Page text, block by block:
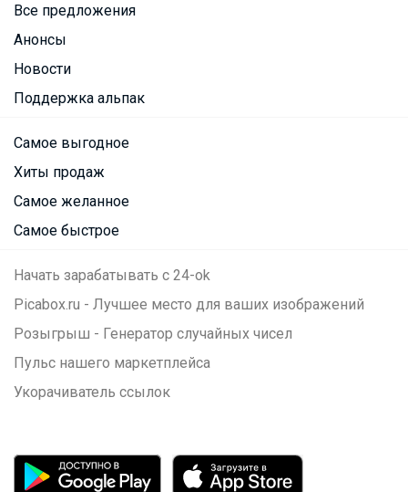
Все предложения
Анонсы
Новости
Поддержка альпак
Самое выгодное
Хиты продаж
Самое желанное
Самое быстрое
Начать зарабатывать с 24-ok
Picabox.ru - Лучшее место для ваших изображений
Розыгрыш - Генератор случайных чисел
Пульс нашего маркетплейса
Укорачиватель ссылок